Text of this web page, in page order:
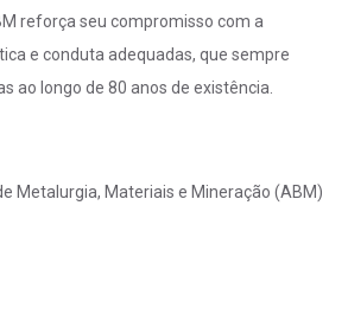
reforça seu compromisso com a
e conduta adequadas, que sempre
ao longo de 80 anos de existência.
Metalurgia, Materiais e Mineração (ABM)